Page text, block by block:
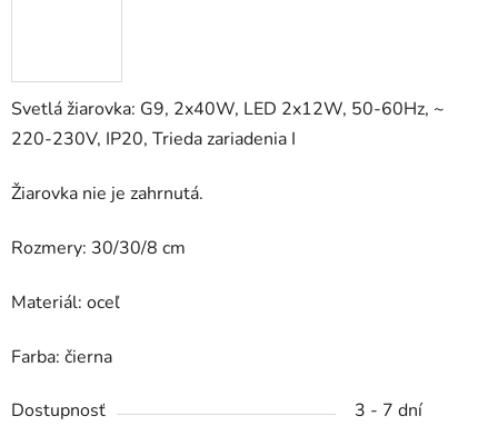
Svetlá žiarovka: G9, 2x40W, LED 2x12W, 50-60Hz, ~
220-230V, IP20, Trieda zariadenia I
Žiarovka nie je zahrnutá.
Rozmery: 30/30/8 cm
Materiál: oceľ
Farba: čierna
Dostupnosť
3 - 7 dní